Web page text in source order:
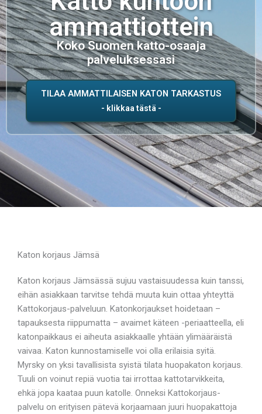
ammattiottein
Koko Suomen katto-osaaja
palveluksessasi
TILAA AMMATTILAISEN KATON TARKASTUS
Katon korjaus Jämsä
Katon korjaus Jämsässä sujuu vastaisuudessa kuin tanssi,
eihän asiakkaan tarvitse tehdä muuta kuin ottaa yhteyttä
Kattokorjaus-palveluun. Katonkorjaukset hoidetaan –
tapauksesta riippumatta – avaimet käteen -periaatteella, eli
katonpaikkaus ei aiheuta asiakkaalle yhtään ylimääräistä
vaivaa. Katon kunnostamiselle voi olla erilaisia syitä.
Myrsky on yksi tavallisista syistä tilata huopakaton korjaus.
Tuuli on voinut repiä vuotia tai irrottaa kattotarvikkeita,
ehkä jopa kaataa puun katolle. Onneksi Kattokorjaus-
palvelu on erityisen pätevä korjaamaan juuri huopakattoja